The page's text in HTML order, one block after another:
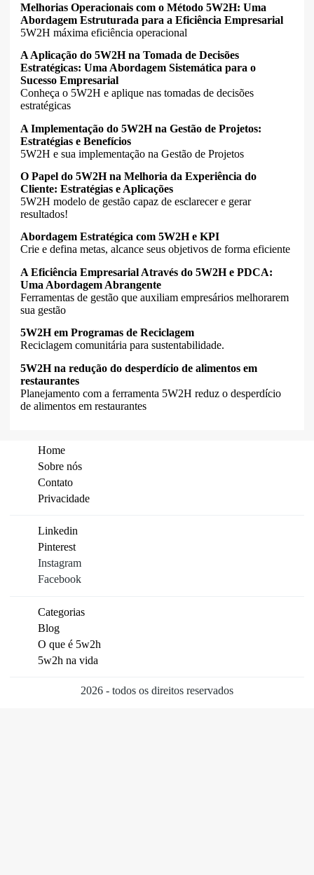
Melhorias Operacionais com o Método 5W2H: Uma
Abordagem Estruturada para a Eficiência Empresarial
5W2H máxima eficiência operacional
A Aplicação do 5W2H na Tomada de Decisões
Estratégicas: Uma Abordagem Sistemática para o
Sucesso Empresarial
Conheça o 5W2H e aplique nas tomadas de decisões
estratégicas
A Implementação do 5W2H na Gestão de Projetos:
Estratégias e Benefícios
5W2H e sua implementação na Gestão de Projetos
O Papel do 5W2H na Melhoria da Experiência do
Cliente: Estratégias e Aplicações
5W2H modelo de gestão capaz de esclarecer e gerar
resultados!
Abordagem Estratégica com 5W2H e KPI
Crie e defina metas, alcance seus objetivos de forma eficiente
A Eficiência Empresarial Através do 5W2H e PDCA:
Uma Abordagem Abrangente
Ferramentas de gestão que auxiliam empresários melhorarem
sua gestão
5W2H em Programas de Reciclagem
Reciclagem comunitária para sustentabilidade.
5W2H na redução do desperdício de alimentos em
restaurantes
Planejamento com a ferramenta 5W2H reduz o desperdício
de alimentos em restaurantes
Home
Sobre nós
Contato
Privacidade
Linkedin
Pinterest
Instagram
Facebook
Categorias
Blog
O que é 5w2h
5w2h na vida
2026 - todos os direitos reservados